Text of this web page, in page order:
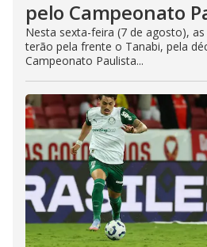
pelo Campeonato
Nesta sexta-feira (7 de agosto), as
terão pela frente o Tanabi, pela
Campeonato Paulista...